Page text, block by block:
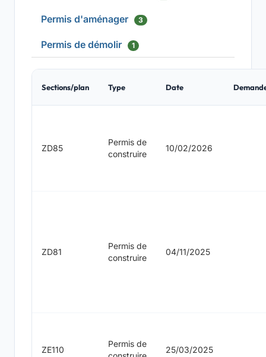
Permis d'aménager 3
Permis de démolir 1
Sections/plan Type Date
ZD85
Permis de
construire
10/02/2026
ZD81
Permis de
construire
04/11/2025
ZE110
Permis de
25/03/2025